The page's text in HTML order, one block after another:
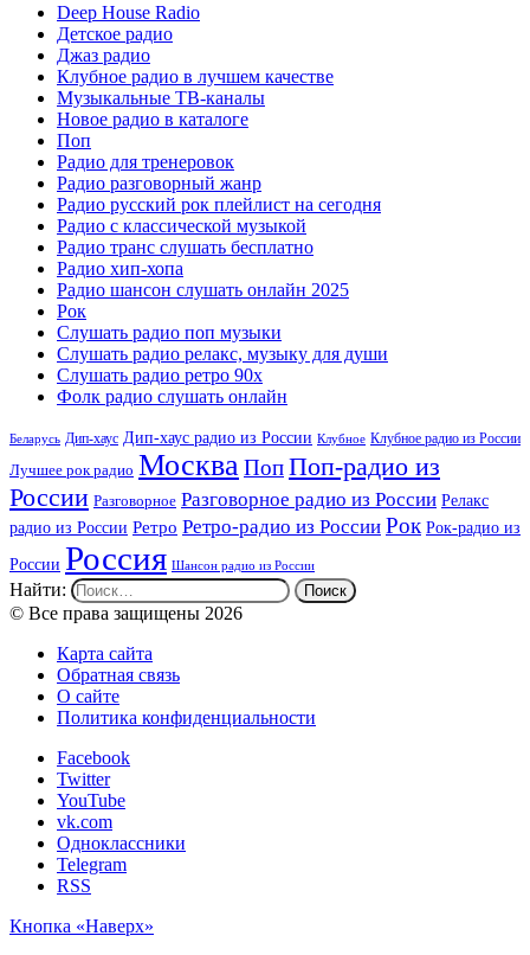
Deep House Radio
Детское радио
Джаз радио
Клубное радио в лучшем качестве
Музыкальные ТВ-каналы
Новое радио в каталоге
Поп
Радио для тренеровок
Радио разговорный жанр
Радио русский рок плейлист на сегодня
Радио с классической музыкой
Радио транс слушать бесплатно
Радио хип-хопа
Радио шансон слушать онлайн 2025
Рок
Слушать радио поп музыки
Слушать радио релакс, музыку для души
Слушать радио ретро 90х
Фолк радио слушать онлайн
Беларусь Дип-хаус Дип-хаус радио из России Клубное Клубное радио из России
Лучшее рок радио Москва ПопПоп-радио из
России Разговорное Разговорное радио из России Релакс
радио из России Ретро Ретро-радио из России Рок Рок-радио из
России Россия Шансон радио из России
Найти:
© Все права защищены 2026
Карта сайта
Обратная связь
О сайте
Политика конфиденциальности
Facebook
Twitter
YouTube
vk.com
Одноклассники
Telegram
RSS
Кнопка «Наверх»